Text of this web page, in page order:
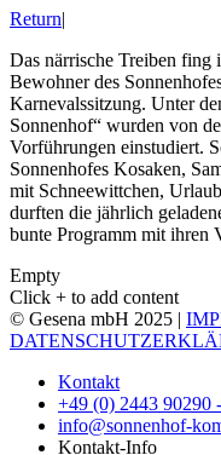
Return|
Das närrische Treiben fing
Bewohner des
Karnevalssitzung. Unter
Sonnenhof“ wurden von
Vorführungen einstudiert.
Sonnenhofes Kosaken,
mit Schneewittchen,
durften die jährlich
bunte Programm mit ihren
Empty
Click + to add content
© Gesena mbH 2025 |
Kontakt
+49 (0) 2443 90290
info@sonnenhof-
Kontakt-Info